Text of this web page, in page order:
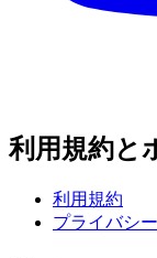
利用規約と
利用規約
プライバシー